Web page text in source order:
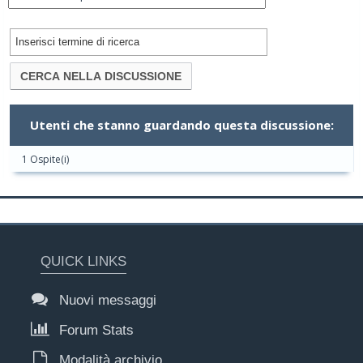
Utenti che stanno guardando questa discussione:
1 Ospite(i)
QUICK LINKS
Nuovi messaggi
Forum Stats